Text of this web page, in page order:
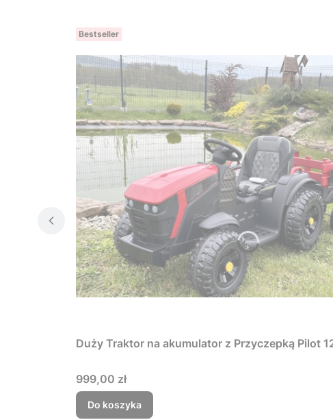
Bestseller
Duży Traktor na akumulator z Przyczepką Pilot
Cena
999,00 zł
Do koszyka